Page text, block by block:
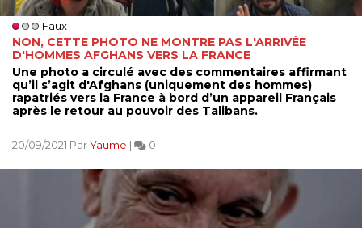
Faux
NON, CETTE PHOTO NE MONTRE PAS L'ARRIVÉE
D'HOMMES AFGHANS VERS LA FRANCE
Une photo a circulé avec des commentaires affirmant
qu’il s’agit d'Afghans (uniquement des hommes)
rapatriés vers la France à bord d’un appareil Français
après le retour au pouvoir des Talibans.
20/09/2021 ParYaume | 0